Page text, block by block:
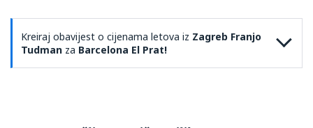
Kreiraj obavijest o cijenama letova iz Zagreb Franjo
Tudman za Barcelona El Prat!